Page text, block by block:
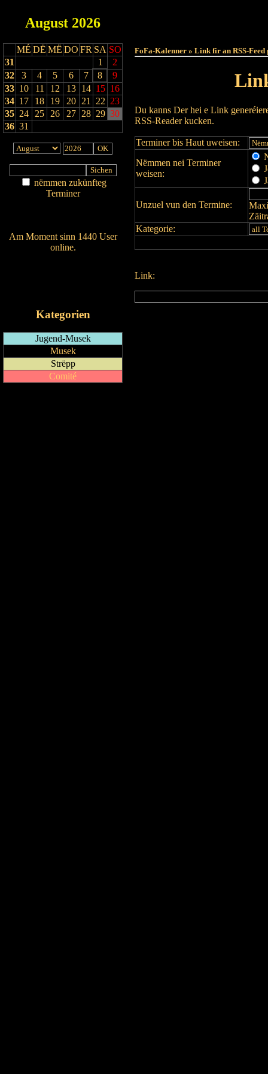
August 2026
MÉ DË MË DO FR SA SO
31
1
2
32
3 4 5 6 7 8
9
33 10 11 12 13 14 15 16
34 17 18 19 20 21 22 23
35 24 25 26 27 28 29 30
36 31
nëmmen zukünfteg
Terminer
Am Moment sinn 1440 User
online.
Kategorien
Jugend-Musek
Musek
Strëpp
Comité
FoFa-Kalenner » Link fir an RSS-Feed
Du kanns Der hei e Link
RSS-Reader kucken.
Terminer bis Haut uweisen:
Nëmmen nei Terminer
weisen:
Unzuel vun den Termine:
Kategorie:
Link: